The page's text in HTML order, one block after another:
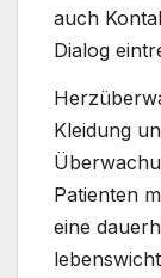
auch
Dialog
Kleidung
Patienten
eine